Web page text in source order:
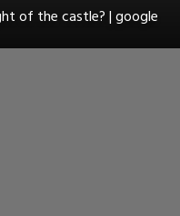
of the castle? | google